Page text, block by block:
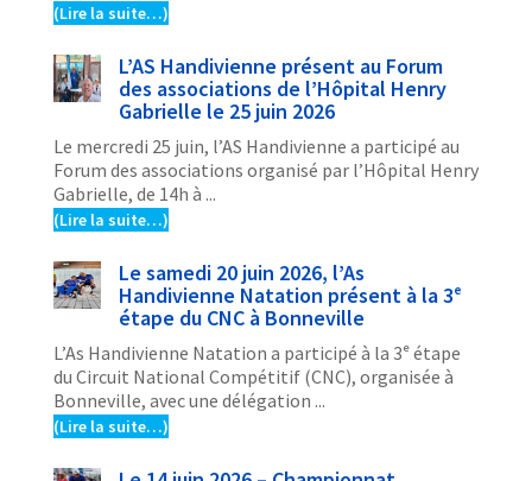
(Lire la suite…)
L’AS Handivienne présent au Forum
des associations de l’Hôpital Henry
Gabrielle le 25 juin 2026
Le mercredi 25 juin, l’AS Handivienne a participé au
Forum des associations organisé par l’Hôpital Henry
Gabrielle, de 14h à ...
(Lire la suite…)
Le samedi 20 juin 2026, l’As
Handivienne Natation présent à la 3ᵉ
étape du CNC à Bonneville
L’As Handivienne Natation a participé à la 3ᵉ étape
du Circuit National Compétitif (CNC), organisée à
Bonneville, avec une délégation ...
(Lire la suite…)